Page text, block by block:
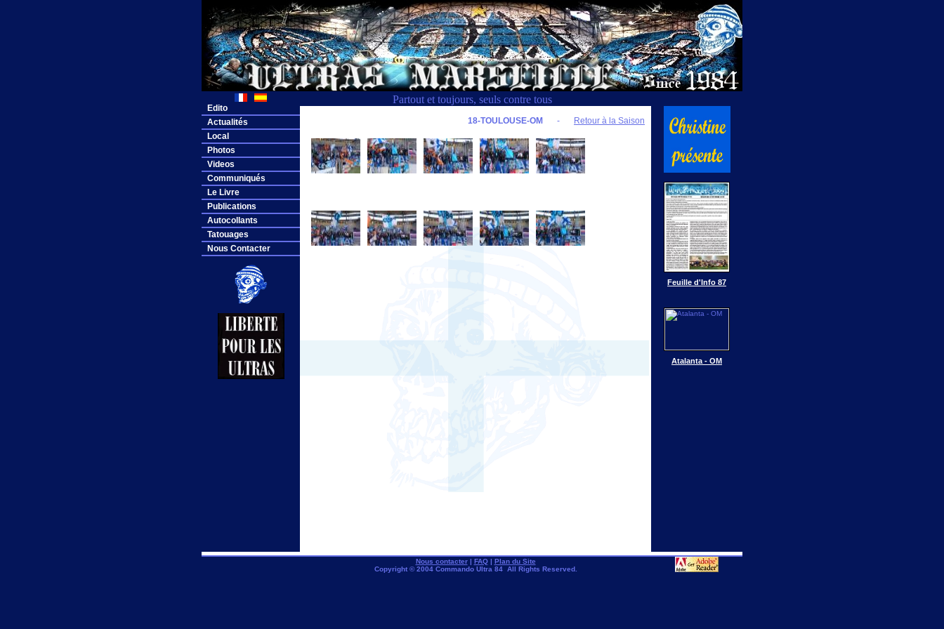
Partout et toujours, seuls contre tous
Edito
Actualités
Local
Photos
Videos
Communiqués
Le Livre
Publications
Autocollants
Tatouages
Nous Contacter
18-TOULOUSE-OM - Retour à la Saison
Feuille d'Info 87
Atalanta - OM
Nous contacter| FAQ| Plan du Site
Copyright © 2004 Commando Ultra 84 All Rights Reserved.